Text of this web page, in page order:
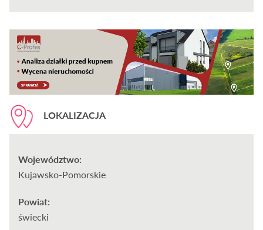
LOKALIZACJA
Województwo:
Kujawsko-Pomorskie
Powiat:
świecki